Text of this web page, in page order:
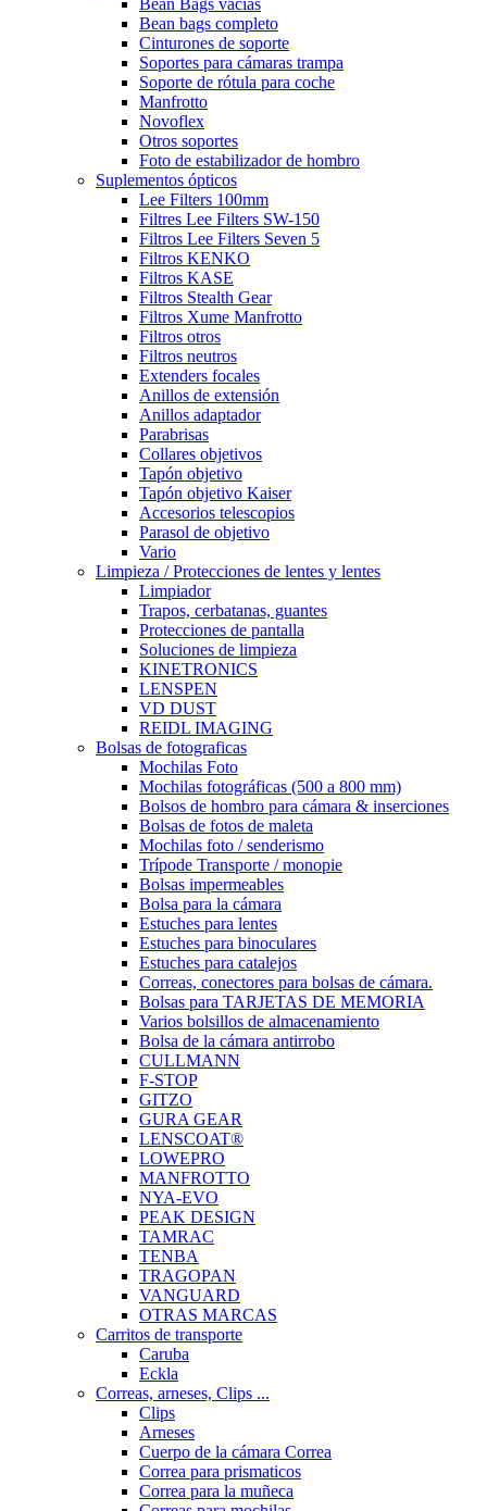
Bean Bags vacías
Bean bags completo
Cinturones de soporte
Soportes para cámaras trampa
Soporte de rótula para coche
Manfrotto
Novoflex
Otros soportes
Foto de estabilizador de hombro
Suplementos ópticos
Lee Filters 100mm
Filtres Lee Filters SW-150
Filtros Lee Filters Seven 5
Filtros KENKO
Filtros KASE
Filtros Stealth Gear
Filtros Xume Manfrotto
Filtros otros
Filtros neutros
Extenders focales
Anillos de extensión
Anillos adaptador
Parabrisas
Collares objetivos
Tapón objetivo
Tapón objetivo Kaiser
Accesorios telescopios
Parasol de objetivo
Vario
Limpieza / Protecciones de lentes y lentes
Limpiador
Trapos, cerbatanas, guantes
Protecciones de pantalla
Soluciones de limpieza
KINETRONICS
LENSPEN
VD DUST
REIDL IMAGING
Bolsas de fotograficas
Mochilas Foto
Mochilas fotográficas (500 a 800 mm)
Bolsos de hombro para cámara & inserciones
Bolsas de fotos de maleta
Mochilas foto / senderismo
Trípode Transporte / monopie
Bolsas impermeables
Bolsa para la cámara
Estuches para lentes
Estuches para binoculares
Estuches para catalejos
Correas, conectores para bolsas de cámara.
Bolsas para TARJETAS DE MEMORIA
Varios bolsillos de almacenamiento
Bolsa de la cámara antirrobo
CULLMANN
F-STOP
GITZO
GURA GEAR
LENSCOAT®
LOWEPRO
MANFROTTO
NYA-EVO
PEAK DESIGN
TAMRAC
TENBA
TRAGOPAN
VANGUARD
OTRAS MARCAS
Carritos de transporte
Caruba
Eckla
Correas, arneses, Clips ...
Clips
Arneses
Cuerpo de la cámara Correa
Correa para prismaticos
Correa para la muñeca